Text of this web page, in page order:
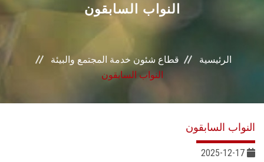
الجودة
النواب السابقون
الرئيسية
قطاع شئون خدمة المجتمع والبيئة
النواب السابقون
النواب السابقون